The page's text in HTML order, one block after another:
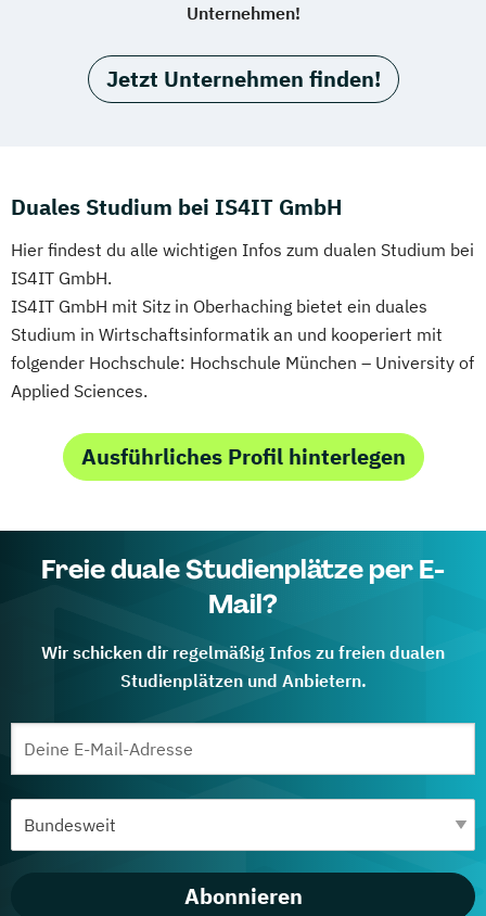
Unternehmen!
Jetzt Unternehmen finden!
Duales Studium bei IS4IT GmbH
Hier findest du alle wichtigen Infos zum dualen Studium bei
IS4IT GmbH.
IS4IT GmbH mit Sitz in Oberhaching bietet ein duales
Studium in Wirtschaftsinformatik an und kooperiert mit
folgender Hochschule: Hochschule München – University of
Applied Sciences.
Ausführliches Profil hinterlegen
Freie duale Studienplätze per E-
Mail?
Wir schicken dir regelmäßig Infos zu freien dualen
Studienplätzen und Anbietern.
Abonnieren